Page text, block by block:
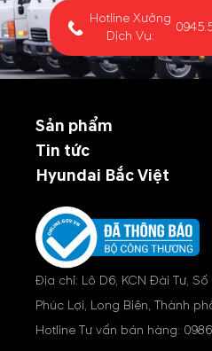
Hotline Xưởng
Dịch Vụ:
Sản phẩm
Tin tức
Hyundai Bắc Việt
Địa chỉ: Lô D6, KCN Đài Tư,
Phúc Lợi, Long Biên, Thành
Hotline Tư vấn bán hàng: